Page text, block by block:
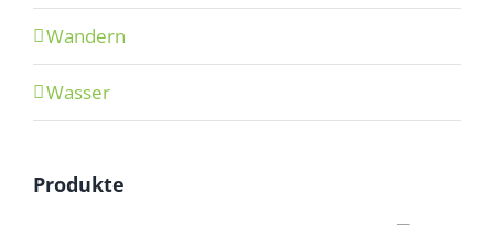
Wandern
Wasser
Produkte